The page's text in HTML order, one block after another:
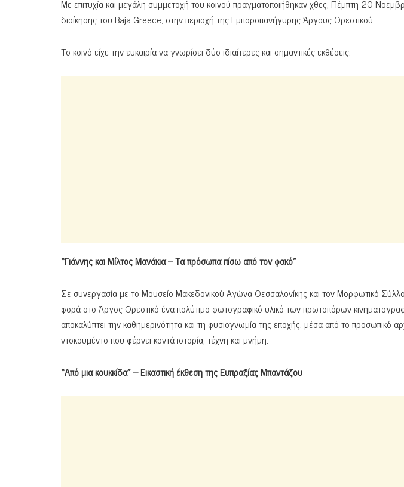
Με επιτυχία και μεγάλη συμμετοχή του κοινού πραγματοποιήθηκαν χθες, Πέμπτη 20
διοίκησης του Baja Greece, στην περιοχή της Εμποροπανήγυρης Άργους Ορεστικού.
Το κοινό είχε την ευκαιρία να γνωρίσει δύο ιδιαίτερες και σημαντικές εκθέσεις:
«Γιάννης και Μίλτος Μανάκια – Τα πρόσωπα πίσω από τον φακό»
Σε συνεργασία με το Μουσείο Μακεδονικού Αγώνα Θεσσαλονίκης και τον Μορφωτικό
φορά στο Άργος Ορεστικό ένα πολύτιμο φωτογραφικό υλικό των πρωτοπόρων
αποκαλύπτει την καθημερινότητα και τη φυσιογνωμία της εποχής, μέσα από το προσωπικό
ντοκουμέντο που φέρνει κοντά ιστορία, τέχνη και μνήμη.
«Από μια κουκκίδα» – Εικαστική έκθεση της Ευπραξίας Μπαντάζου